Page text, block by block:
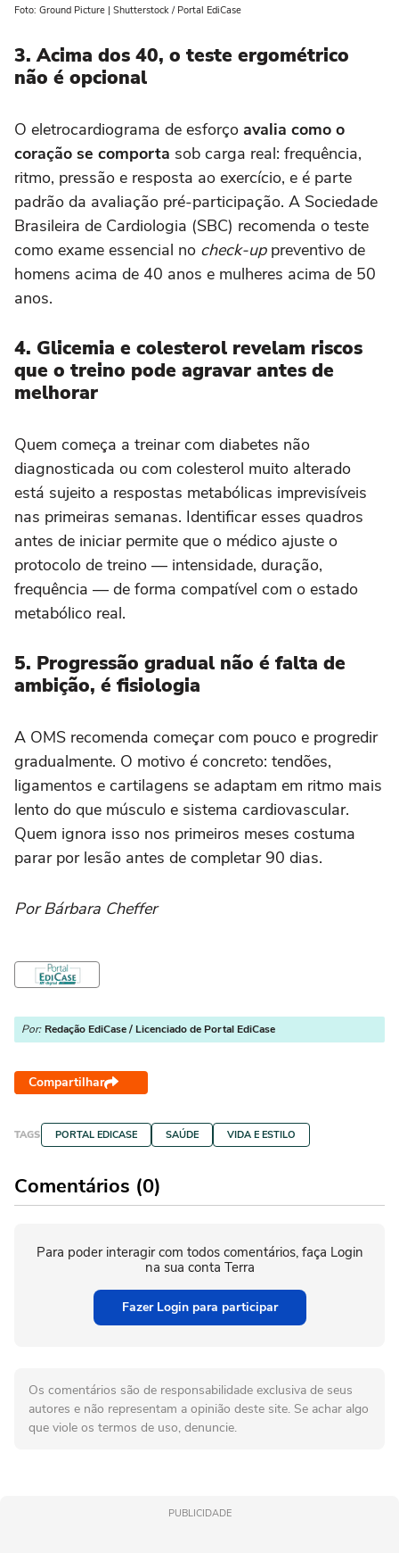
Foto: Ground Picture | Shutterstock / Portal EdiCase
3. Acima dos 40, o teste ergométrico
não é opcional
O eletrocardiograma de esforço avalia como o
coração se comporta sob carga real: frequência,
ritmo, pressão e resposta ao exercício, e é parte
padrão da avaliação pré-participação. A Sociedade
Brasileira de Cardiologia (SBC) recomenda o teste
como exame essencial no check-uppreventivo de
homens acima de 40 anos e mulheres acima de 50
anos.
4. Glicemia e colesterol revelam riscos
que o treino pode agravar antes de
melhorar
Quem começa a treinar com diabetes não
diagnosticada ou com colesterol muito alterado
está sujeito a respostas metabólicas imprevisíveis
nas primeiras semanas. Identificar esses quadros
antes de iniciar permite que o médico ajuste o
protocolo de treino — intensidade, duração,
frequência — de forma compatível com o estado
metabólico real.
5. Progressão gradual não é falta de
ambição, é fisiologia
A OMS recomenda começar com pouco e progredir
gradualmente. O motivo é concreto: tendões,
ligamentos e cartilagens se adaptam em ritmo mais
lento do que músculo e sistema cardiovascular.
Quem ignora isso nos primeiros meses costuma
parar por lesão antes de completar 90 dias.
Por Bárbara Cheffer
Por: Redação EdiCase / Licenciado de Portal EdiCase
Compartilhar
TAGS PORTAL EDICASE SAÚDE VIDA E ESTILO
Comentários (0)
Para poder interagir com todos comentários, faça Login
na sua conta Terra
Fazer Login para participar
Os comentários são de responsabilidade exclusiva de seus
autores e não representam a opinião deste site. Se achar algo
que viole os termos de uso, denuncie.
PUBLICIDADE